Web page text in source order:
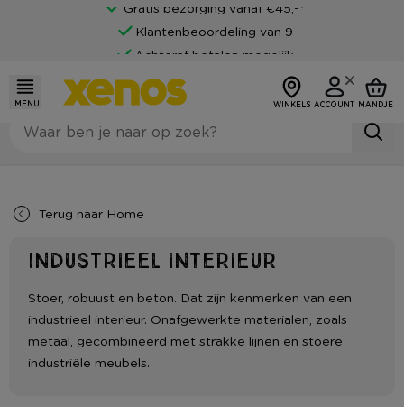
Gratis bezorging vanaf €45,-*
Klantenbeoordeling van 9
Achteraf betalen mogelijk
MENU WINKELS ACCOUNT MANDJE
Terug naar Home
Industrieel interieur
Stoer, robuust en beton. Dat zijn kenmerken van een
industrieel interieur. Onafgewerkte materialen, zoals
metaal, gecombineerd met strakke lijnen en stoere
industriële meubels.